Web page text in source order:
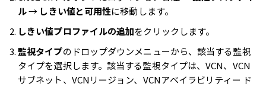
ル→ しきい値と可用性に移動します。
しきい値プロファイルの追加をクリックします。
監視タイプのドロップダウンメニューから、該当する監視
タイプを選択します。該当する監視タイプは、VCN、VCN
サブネット、VCNリージョン、VCNアベイラビリティー ド